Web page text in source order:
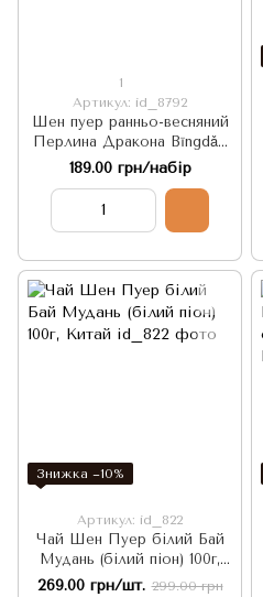
1
Артикул: id_8792
Шен пуер ранньо-весняний
Перлина Дракона Bīngdǎo
зі стародавніх дерев 5шт
по 8г. Китай
189.00 грн/набір
Знижка −10%
Артикул: id_822
Чай Шен Пуер білий Бай
Мудань (білий піон) 100г,
Китай
269.00 грн/шт. 299.00 грн